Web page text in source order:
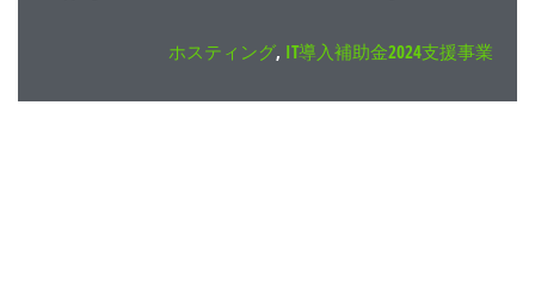
ホスティング, IT導入補助金2024支援事業